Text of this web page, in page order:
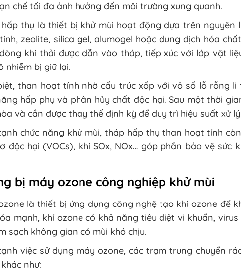
chế tối đa ảnh hưởng đến môi trường xung quanh.
hấp thụ là thiết bị khử mùi hoạt động dựa trên nguyên
zeolite, silica gel, alumogel hoặc dung dịch hóa
khí thải được dẫn vào tháp, tiếp xúc với lớp vật
nhiễm bị giữ lại.
than hoạt tính nhờ cấu trúc xốp với vô số lỗ rỗng
hấp phụ và phân hủy chất độc hại. Sau một thời
và cần được thay thế định kỳ để duy trì hiệu suất xử lý.
chức năng khử mùi, tháp hấp thụ than hoạt tính
độc hại (VOCs), khí SOx, NOx… góp phần bảo vệ sức
bị máy ozone công nghiệp khử mùi
là thiết bị ứng dụng công nghệ tạo khí ozone để
mạnh, khí ozone có khả năng tiêu diệt vi khuẩn,
sạch không gian có mùi khó chịu.
việc sử dụng máy ozone, các trạm trung chuyển
như: